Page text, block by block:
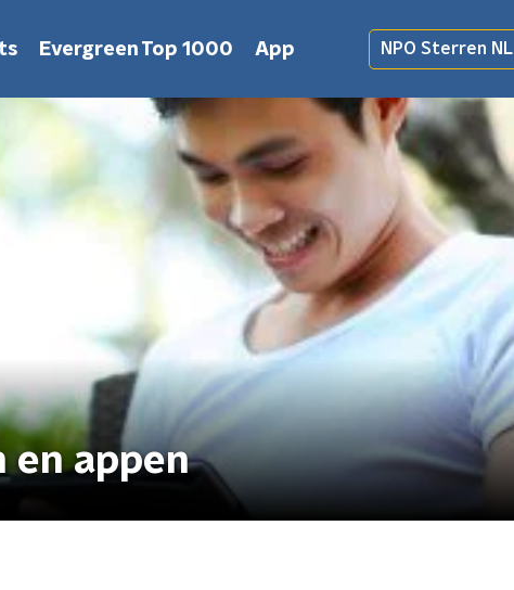
Evergreen Top 1000 App NPO Sterren NL
en appen